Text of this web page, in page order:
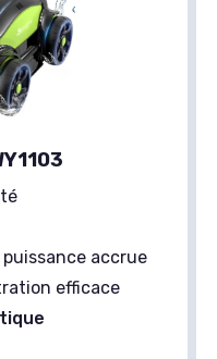
accrue
efficace